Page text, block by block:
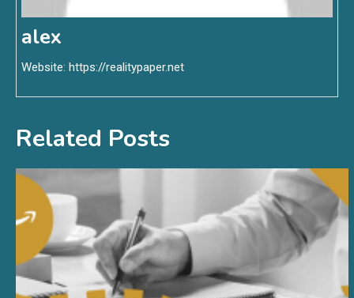
alex
Website: https://realitypaper.net
Related Posts